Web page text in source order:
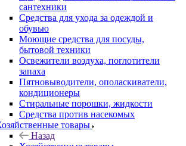
сантехники
Средства для ухода за одеждой и
обувью
Моющие средства для посуды,
бытовой техники
Освежители воздуха, поглотители
запаха
Пятновыводители, ополаскиватели,
кондиционеры
Стиральные порошки, жидкости
Средства против насекомых
товары
Назад